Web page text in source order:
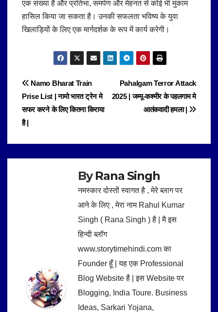
एक संख्या है और प्रतिभा, समर्पण और मेहनत से कोई भी मुकाम
हासिल किया जा सकता है। उनकी सफलता भविष्य के युवा
खिलाड़ियों के लिए एक मार्गदर्शक के रूप में कार्य करेगी।
Post
navigation
Pahalgam Terror Attack
2025 | जम्मू-कश्मीर के पहलगाम मे
आतंकवादी हमला |
Namo Bharat Train
Prise List | नामो भारत ट्रेन मे
सफर करने के लिए कितना किराया
है |
ByRana Singh
नमस्कार दोस्तों स्वागत है , मेरे ब्लाग पर
आने के लिए , मेरा नाम Rahul Kumar
Singh ( Rana Singh ) है | मै इस
हिन्दी ब्लॉग
www.storytimehindi.com का
Founder हूँ | यह एक Professional
Blog Website है | इस Website पर
Blogging, India Toure. Business
Ideas, Sarkari Yojana,